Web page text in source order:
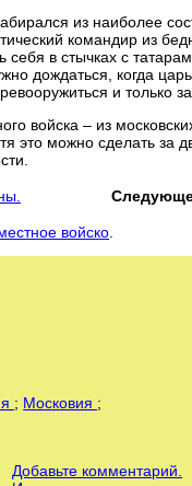
из наиболее
командир из
себя в стычках с
дождаться, когда
и только
войска – из
это можно сделать
войско
; Московия ;
Добавьте комментарий.